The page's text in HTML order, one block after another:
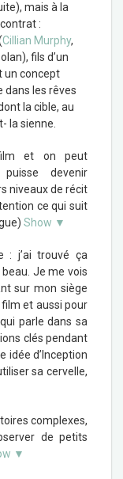
mais à la
:
Cillian Murphy,
fils d’un
un concept
dans les rêves
la cible, au
la sienne.
et on peut
devenir
niveaux de récit
ce qui suit
Show ▼
: j’ai trouvé ça
Je me vois
sur mon siège
et aussi pour
parle dans sa
clés pendant
idée d’Inception
sa cervelle,
complexes,
de petits
▼